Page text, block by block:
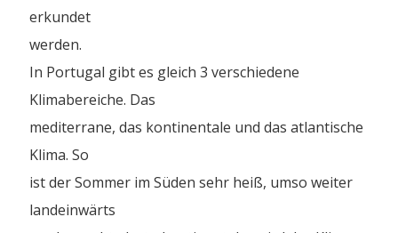
erkundet
werden.
In Portugal gibt es gleich 3 verschiedene
Klimabereiche. Das
mediterrane, das kontinentale und das atlantische
Klima. So
ist der Sommer im Süden sehr heiß, umso weiter
landeinwärts